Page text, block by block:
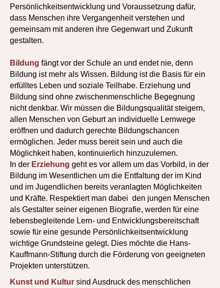
Persönlichkeitsentwicklung und Voraussetzung dafür,
dass Menschen ihre Vergangenheit verstehen und
gemeinsam mit anderen ihre Gegenwart und Zukunft
gestalten.
Bildung fängt vor der Schule an und endet nie, denn
Bildung ist mehr als Wissen. Bildung ist die Basis für ein
erfülltes Leben und soziale Teilhabe. Erziehung und
Bildung sind ohne zwischenmenschliche Begegnung
nicht denkbar. Wir müssen die Bildungsqualität steigern,
allen Menschen von Geburt an individuelle Lernwege
eröffnen und dadurch gerechte Bildungschancen
ermöglichen. Jeder muss bereit sein und auch die
Möglichkeit haben, kontinuierlich hinzuzulernen.
In der Erziehung geht es vor allem um das Vorbild, in der
Bildung im Wesentlichen um die Entfaltung der im Kind
und im Jugendlichen bereits veranlagten Möglichkeiten
und Kräfte. Respektiert man dabei den jungen Menschen
als Gestalter seiner eigenen Biografie, werden für eine
lebensbegleitende Lern- und Entwicklungsbereitschaft
sowie für eine gesunde Persönlichkeitsentwicklung
wichtige Grundsteine gelegt. Dies möchte die Hans-
Kauffmann-Stiftung durch die Förderung von geeigneten
Projekten unterstützen.
Kunst und Kultur sind Ausdruck des menschlichen